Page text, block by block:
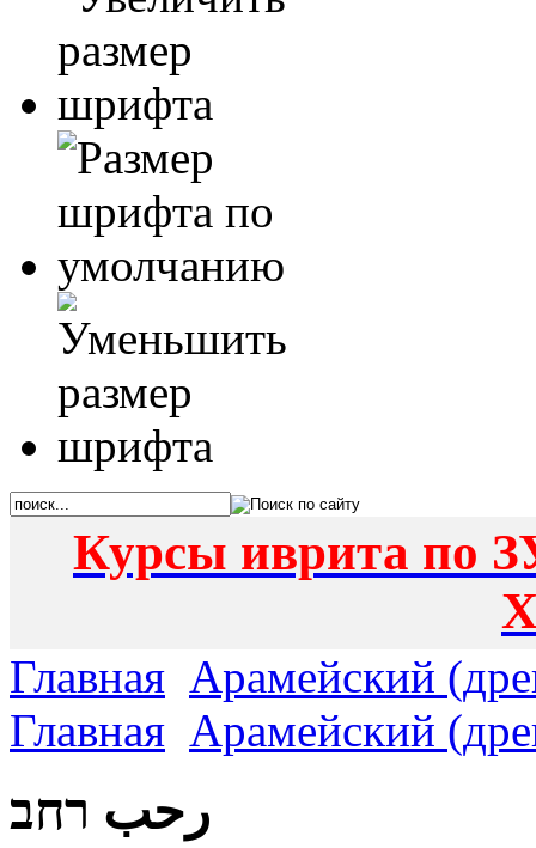
Курсы иврита по
Главная Арамейский
Главная Арамейский
رحب רחב